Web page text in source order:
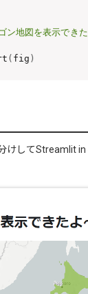
ン地図を表示でき
( fig )
けしてStreamlit